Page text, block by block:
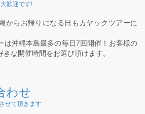
歓迎です!
からお帰りになる日もカヤックツアーに
は沖縄本島最多の毎日7回開催！お客様の
な開催時間をお選び頂けます。
わせ
せて頂きます